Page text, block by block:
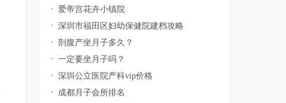
爱帝宫花卉小镇院
深圳市福田区妇幼保健院建档攻略
剖腹产坐月子多久？
一定要坐月子吗？
深圳公立医院产科vip价格
成都月子会所排名